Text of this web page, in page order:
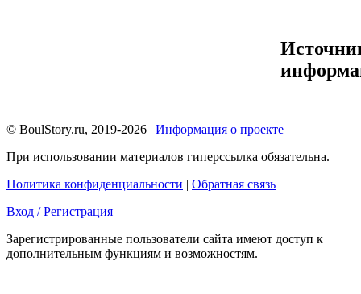
© BoulStory.ru, 2019-2026 | Информация о проекте
При использовании материалов гиперссылка обязательна.
Политика конфиденциальности | Обратная связь
Вход / Регистрация
Зарегистрированные пользователи сайта имеют доступ к
дополнительным функциям и возможностям.